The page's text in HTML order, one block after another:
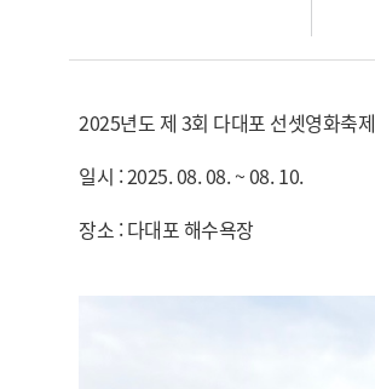
2025년도 제 3회 다대포 선셋영화축제
일시 : 2025. 08. 08. ~ 08. 10.
장소 : 다대포 해수욕장